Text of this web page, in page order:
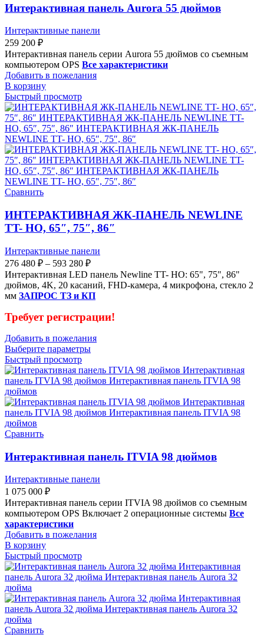
Интерактивная панель Aurora 55 дюймов
Интерактивные панели
259 200 ₽
Интерактивная панель серии Aurora 55 дюймов со съемным
компьютером OPS Все характеристики
Добавить в пожелания
В корзину
Быстрый просмотр
Сравнить
ИНТЕРАКТИВНАЯ ЖК-ПАНЕЛЬ NEWLINE
TT- HO, 65″, 75″, 86″
Интерактивные панели
276 480 ₽ – 593 280 ₽
Интерактивная LED панель Newline TT- HO: 65", 75", 86"
дюймов, 4K, 20 касаний, FHD-камера, 4 микрофона, стекло 2
мм ЗАПРОС ТЗ и КП
Требует регистрации!
Добавить в пожелания
Выберите параметры
Быстрый просмотр
Сравнить
Интерактивная панель ITVIA 98 дюймов
Интерактивные панели
1 075 000 ₽
Интерактивная панель серии ITVIA 98 дюймов со съемным
компьютером OPS Включает 2 операционные системы Все
характеристики
Добавить в пожелания
В корзину
Быстрый просмотр
Сравнить